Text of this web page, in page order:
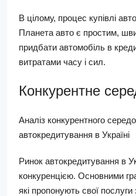
В цілому, процес купівлі
Планета авто є простим,
придбати автомобіль в
витратами часу і сил.
Конкурентне
Аналіз конкурентного
автокредитування в Україні
Ринок автокредитування в
конкуренцією. Основними
які пропонують свої